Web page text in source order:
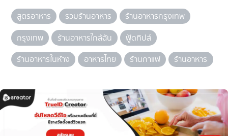
สูตรอาหาร รวมร้านอาหาร
ร้านอาหารกรุงเทพ
กรุงเทพ
ร้านอาหารใกล้ฉัน
ฟู้ดทิปส์
ร้านอาหารในห้าง
อาหารไทย ร้านกาแฟ ร้านอาหาร